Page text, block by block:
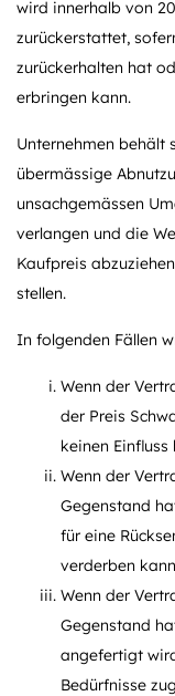
wird innerhalb von
zurückerstattet,
zurückerhalten hat
erbringen kann.
Unternehmen behält
übermässige
unsachgemässen
verlangen und die
Kaufpreis
stellen.
In folgenden Fällen
Wenn der
der Preis
keinen Einfluss
Wenn der
Gegenstand
für eine
verderben
Wenn der
Gegenstand
angefertigt
Bedürfnisse